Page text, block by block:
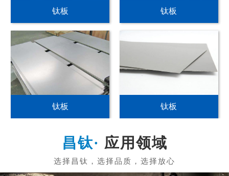
钛板 钛板
钛板 钛板
应用领域